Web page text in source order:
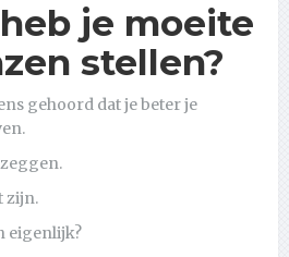
je moeite
stellen?
gehoord dat je beter je
zijn.
eigenlijk?